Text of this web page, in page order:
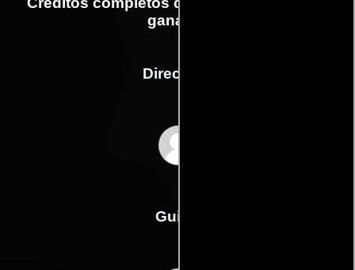
ganador
Dirección
Guión